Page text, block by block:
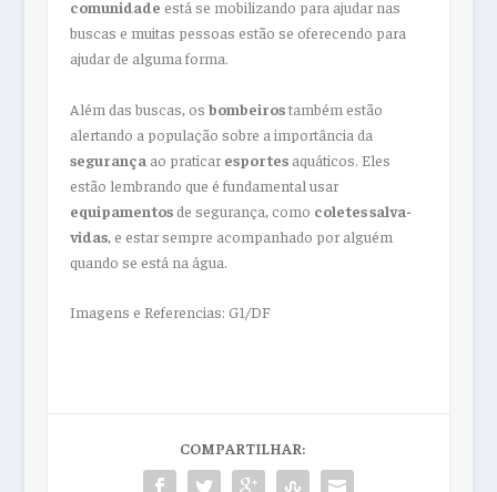
comunidade está se mobilizando para ajudar nas
buscas e muitas pessoas estão se oferecendo para
ajudar de alguma forma.
Além das buscas, os bombeirostambém estão
alertando a população sobre a importância da
segurança ao praticar esportesaquáticos. Eles
estão lembrando que é fundamental usar
equipamentosde segurança, como coletes salva-
vidas, e estar sempre acompanhado por alguém
quando se está na água.
Imagens e Referencias: G1/DF
COMPARTILHAR: